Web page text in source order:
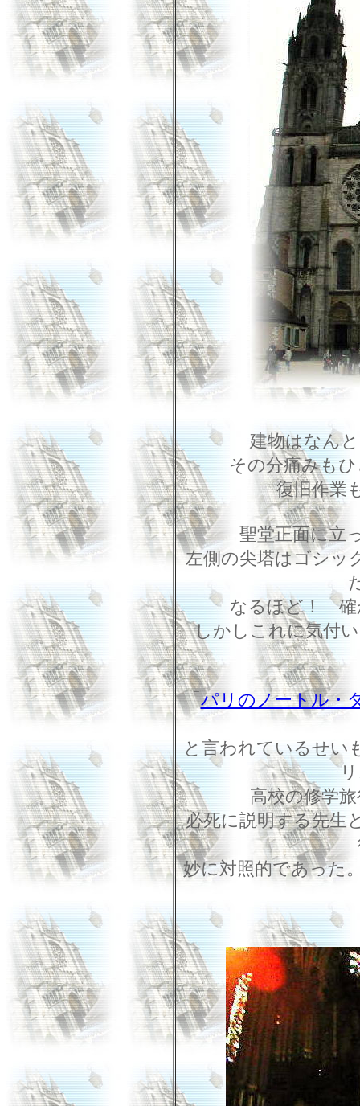
建物はなん
その分痛みも
復旧作業
聖堂正面に立
左側の尖塔はゴシッ
なるほど！ 確
しかしこれに気付
「パリのノートル・
と言われているせい
高校の修学
必死に説明する先生
妙に対照的であった